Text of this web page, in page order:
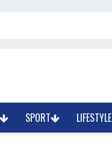
SPORT LIFESTYLE